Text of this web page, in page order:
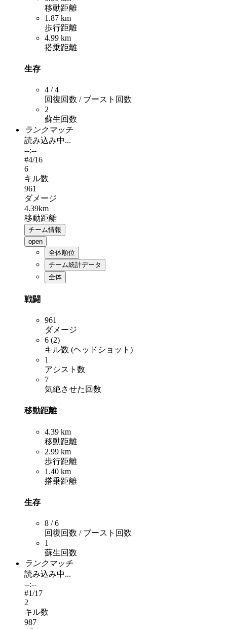
移動距離
1.87 km
歩行距離
4.99 km
搭乗距離
生存
4 / 4
回復回数 / ブースト回数
2
蘇生回数
ランクマッチ
読み込み中...
--:--
#4/16
6
キル数
961
ダメージ
4.39km
移動距離
チーム情報
open
全体順位
チーム統計データ
全体
戦闘
961
ダメージ
6 (2)
キル数 (ヘッドショット)
1
アシスト数
7
気絶させた回数
移動距離
4.39 km
移動距離
2.99 km
歩行距離
1.40 km
搭乗距離
生存
8 / 6
回復回数 / ブースト回数
1
蘇生回数
ランクマッチ
読み込み中...
--:--
#1/17
2
キル数
987